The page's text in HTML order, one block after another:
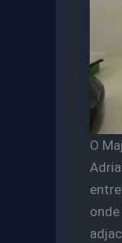
O